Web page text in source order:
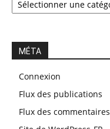
MÉTA
Connexion
Flux des publications
Flux des commentaires